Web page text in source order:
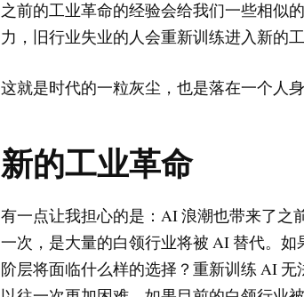
之前的工业革命的经验会给我们一些相似
力，旧行业失业的人会重新训练进入新的工
这就是时代的一粒灰尘，也是落在一个人身
新的工业革命
有一点让我担心的是：AI 浪潮也带来了之
一次，是大量的白领行业将被 AI 替代。
阶层将面临什么样的选择？重新训练 AI